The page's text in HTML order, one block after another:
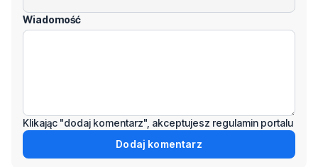
Wiadomość
Klikając "dodaj komentarz", akceptujesz regulamin portalu
Dodaj komentarz